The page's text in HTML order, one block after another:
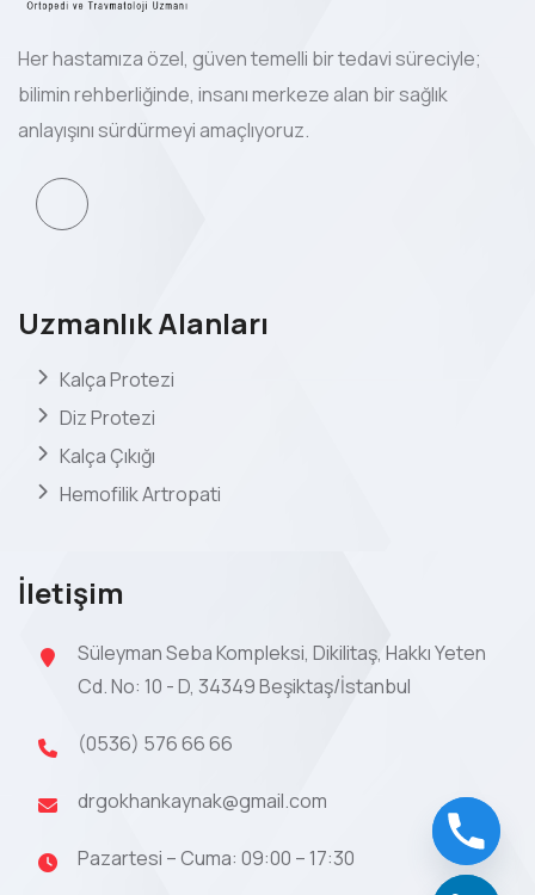
Her hastamıza özel, güven temelli bir tedavi süreciyle;
bilimin rehberliğinde, insanı merkeze alan bir sağlık
anlayışını sürdürmeyi amaçlıyoruz.
Uzmanlık Alanları
Kalça Protezi
Diz Protezi
Kalça Çıkığı
Hemofilik Artropati
İletişim
Süleyman Seba Kompleksi, Dikilitaş, Hakkı Yeten
Cd. No: 10 - D, 34349 Beşiktaş/İstanbul
(0536) 576 66 66
drgokhankaynak@gmail.com
Pazartesi – Cuma: 09:00 – 17:30